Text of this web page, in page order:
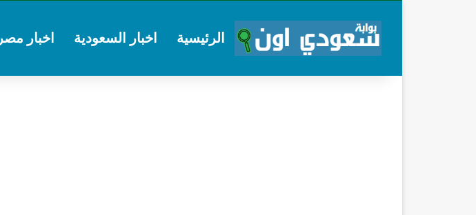
الرئيسية اخبار السعودية اخبار مصر